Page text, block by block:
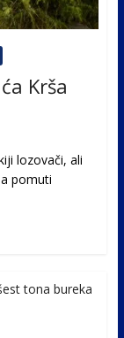
Krša
lozovači, ali
pomuti
tona bureka